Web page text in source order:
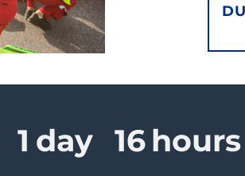
1 day 16hours